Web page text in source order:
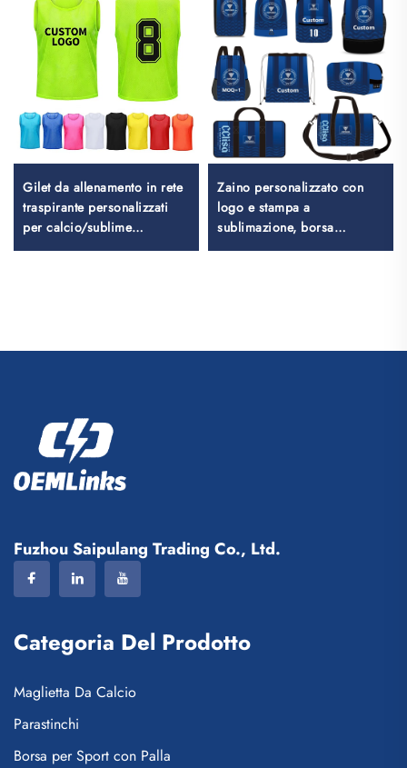
Gilet da allenamento in rete
traspirante personalizzati
per calcio/sublime
sublimati, gilet da calcio,
Zaino personalizzato con
logo e stampa a
sublimazione, borsa
scolastica per il nuoto con
scarpe
Fuzhou Saipulang Trading Co., Ltd.
Categoria Del Prodotto
Maglietta Da Calcio
Parastinchi
Borsa per Sport con Palla